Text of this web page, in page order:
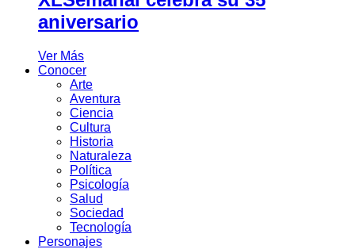
aniversario
Ver Más
Conocer
Arte
Aventura
Ciencia
Cultura
Historia
Naturaleza
Política
Psicología
Salud
Sociedad
Tecnología
Personajes